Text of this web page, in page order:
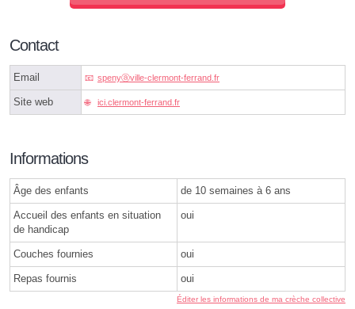
Contact
Email spenyⓐville-clermont-ferrand.fr
Site web ici.clermont-ferrand.fr
Informations
Âge des enfants de 10 semaines à 6 ans
Accueil des enfants en situation
de handicap
oui
Couches fournies oui
Repas fournis oui
Éditer les informations de ma crèche collective